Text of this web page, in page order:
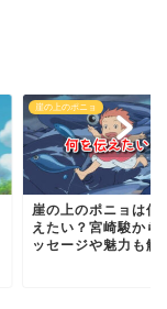
崖の上のポニョ
崖の上のポニョの舞
「鞆の浦」と映画の
シーンを比較！場所